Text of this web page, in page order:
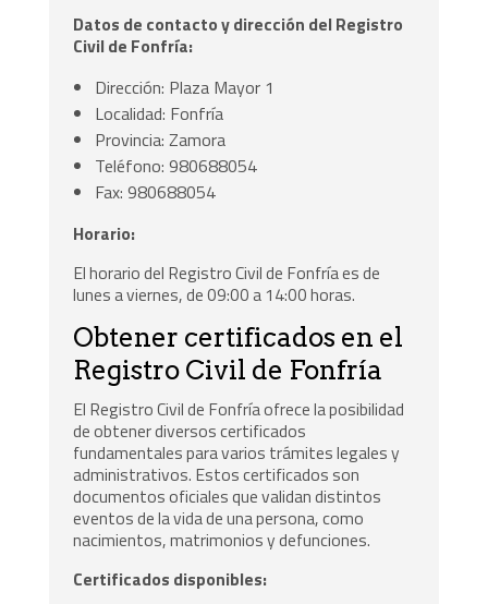
Datos de contacto y dirección del Registro
Civil de Fonfría:
Dirección: Plaza Mayor 1
Localidad: Fonfría
Provincia: Zamora
Teléfono: 980688054
Fax: 980688054
Horario:
El horario del Registro Civil de Fonfría es de
lunes a viernes, de 09:00 a 14:00 horas.
Obtener certificados en el
Registro Civil de Fonfría
El Registro Civil de Fonfría ofrece la posibilidad
de obtener diversos certificados
fundamentales para varios trámites legales y
administrativos. Estos certificados son
documentos oficiales que validan distintos
eventos de la vida de una persona, como
nacimientos, matrimonios y defunciones.
Certificados disponibles: